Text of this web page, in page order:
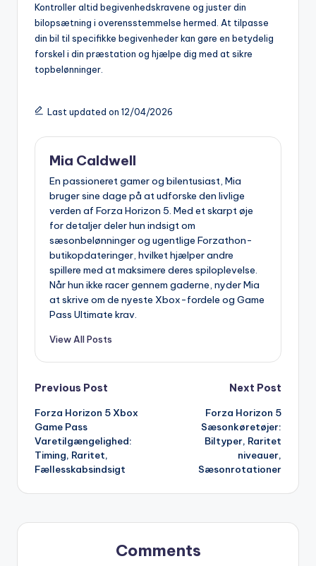
Kontroller altid begivenhedskravene og juster din
bilopsætning i overensstemmelse hermed. At tilpasse
din bil til specifikke begivenheder kan gøre en betydelig
forskel i din præstation og hjælpe dig med at sikre
topbelønninger.
Last updated on 12/04/2026
Mia Caldwell
En passioneret gamer og bilentusiast, Mia
bruger sine dage på at udforske den livlige
verden af Forza Horizon 5. Med et skarpt øje
for detaljer deler hun indsigt om
sæsonbelønninger og ugentlige Forzathon-
butikopdateringer, hvilket hjælper andre
spillere med at maksimere deres spiloplevelse.
Når hun ikke racer gennem gaderne, nyder Mia
at skrive om de nyeste Xbox-fordele og Game
Pass Ultimate krav.
View All Posts
Post
navigation
Previous Post
Forza Horizon 5 Xbox
Game Pass
Varetilgængelighed:
Timing, Raritet,
Fællesskabsindsigt
Next Post
Forza Horizon 5
Sæsonkøretøjer:
Biltyper, Raritet
niveauer,
Sæsonrotationer
Comments